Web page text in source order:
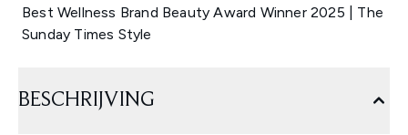
Best Wellness Brand Beauty Award Winner 2025 | The
Sunday Times Style
BESCHRIJVING